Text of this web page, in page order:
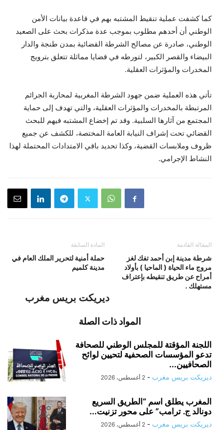
كما كشفت عملية تنقيط المشتبه بهم في قاعدة بيانات الأمن
الوطني أن أحدهم مطلوب بموجب عدة مذكرات بحث على الصعيد
الوطني، صادرة عن مصالح الشرطة القضائية بمدن طنجة والدار
البيضاء والقصر الكبير، لتورطه في قضايا مماثلة تتعلق بترويج
المخدرات والمؤثرات العقلية.
تأتي هذه العملية ضمن جهود الشرطة المغربية لمحاربة الجرائم
المرتبطة بالمخدرات والمؤثرات العقلية، والتي تهدف إلى حماية
المجتمع من آثارها السلبية. وقد تم إخضاع المشتبه فيهم للبحث
القضائي تحت إشراف النيابة العامة المختصة، للكشف عن جميع
ظروف وملابسات القضية، وكذا تحديد باقي الامتدادات المحتملة لهذا
النشاط الإجرامي.
المادة السابقة
حملة أمنية لتحرير الملك العام في
مدينة كلميم
المقالة القادمة
شرطة مدينة إبن أحمد تفك لغز
مروج ماء الحياة ( الماحيا ) بأولاد
أمراح عن طريق تنقيطه بإعتراف
مستهلك .
ديريكت بريس مغرب
المواد ذات الصلة
اللجنة المؤقتة للمجلس الوطني للصحافة
تدعو المؤسسات الصحفية لتحيين لوائح
الصحافيين...
ديريكت بريس مغرب - 2 أغسطس، 2026
المغرب يطلق اسم “الطريق السريع
دونالد ج. ترامب” على محور تزنيت...
ديريكت بريس مغرب - 2 أغسطس، 2026